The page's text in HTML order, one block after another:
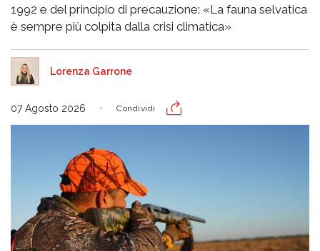
1992 e del principio di precauzione: «La fauna selvatica
è sempre più colpita dalla crisi climatica»
Lorenza Garrone
07 Agosto 2026 Condividi